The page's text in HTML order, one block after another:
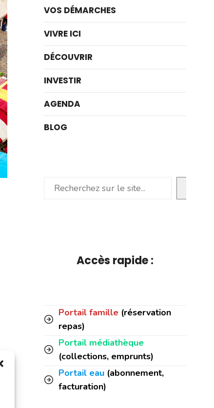
VOS DÉMARCHES
VIVRE ICI
DÉCOUVRIR
INVESTIR
AGENDA
BLOG
Rechercher
Accès rapide :
Portail famille (réservation
repas)
Portail médiathèque
(collections, emprunts)
Portail eau (abonnement,
facturation)